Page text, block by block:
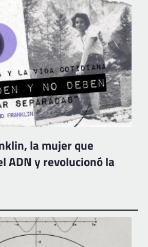
la mujer que
ADN y revolucionó la